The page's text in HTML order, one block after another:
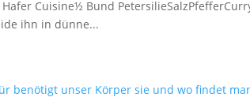
Cuisine½ Bund
ihn in dünne...